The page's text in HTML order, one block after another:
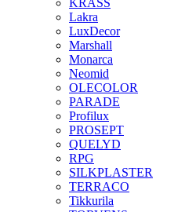
KRASS
Lakra
LuxDecor
Marshall
Monarca
Neomid
OLECOLOR
PARADE
Profilux
PROSEPT
QUELYD
RPG
SILKPLASTER
TERRACO
Tikkurila